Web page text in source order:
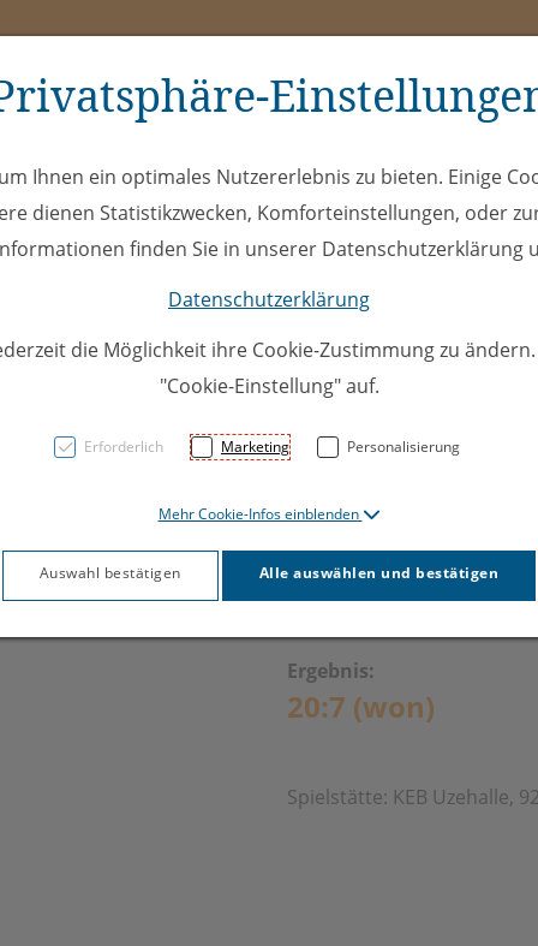
ÖEL Club
U14A
EHC
Ergebnis:
20:7 (won)
Spielstätte: KEB Uzehalle,
Ihnen ein optimales Nutzererlebnis zu bieten. Einige
dienen Statistikzwecken, Komforteinstellungen, oder
finden Sie in unserer Datenschutzerklärung
Datenschutzerklärung
die Möglichkeit ihre Cookie-Zustimmung zu
"Cookie-Einstellung" auf.
Erforderlich Marketing Personalisierung
Mehr Cookie-Infos einblenden
Auswahl bestätigen Alle auswählen und bestätigen